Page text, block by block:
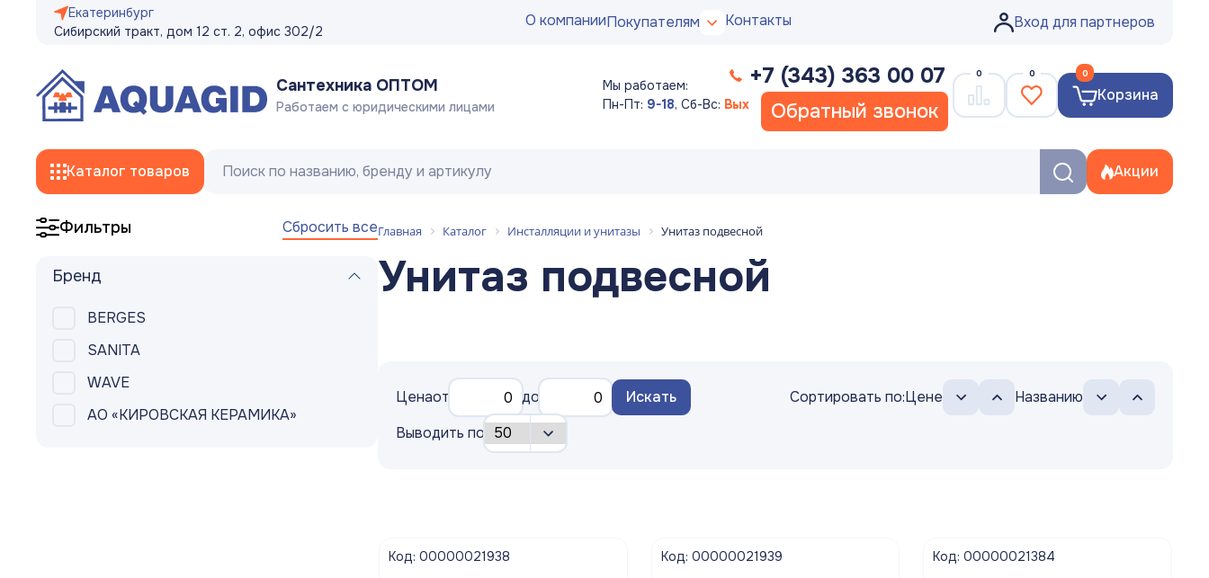
Екатеринбург
Сибирский тракт, дом 12 ст. 2, офис 302/2
О компанииПокупателям Контакты Вход для партнеров
Сантехника ОПТОМ
Работаем с юридическими лицами
Мы работаем:
Пн-Пт: 9-18, Сб-Вс: Вых
+7 (343) 363 00 07
Обратный звонок
0 0
Корзина
0
Каталог товаров
Гибкая подводка, сливные/заливные
Акции
Фильтры Сбросить все
Бренд
BERGES
SANITA
WAVE
АО «КИРОВСКАЯ КЕРАМИКА»
Главная Каталог Инсталляции и унитазы Унитаз подвесной
Унитаз подвесной
Ценаот до Искать Сортировать по:Цене
Названию
Выводить по
Код: 00000021938 Код: 00000021939 Код: 00000021384